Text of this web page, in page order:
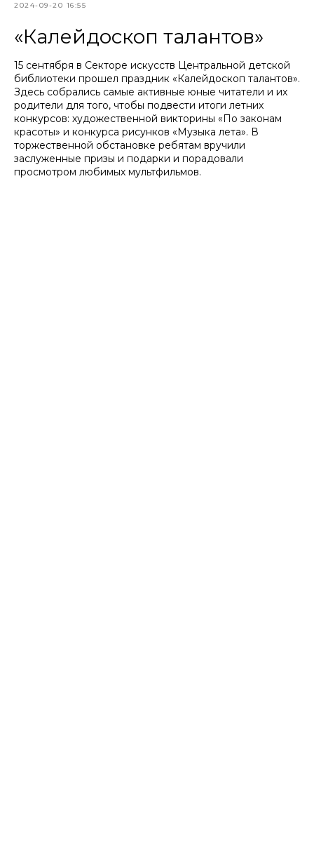
2024-09-20 16:55
«Калейдоскоп талантов»
15 сентября в Секторе искусств Центральной детской
библиотеки прошел праздник «Калейдоскоп талантов».
Здесь собрались самые активные юные читатели и их
родители для того, чтобы подвести итоги летних
конкурсов: художественной викторины «По законам
красоты» и конкурса рисунков «Музыка лета». В
торжественной обстановке ребятам вручили
заслуженные призы и подарки и порадовали
просмотром любимых мультфильмов.